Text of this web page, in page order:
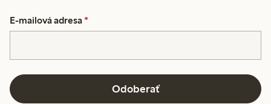
E-mailová adresa *
Odoberať